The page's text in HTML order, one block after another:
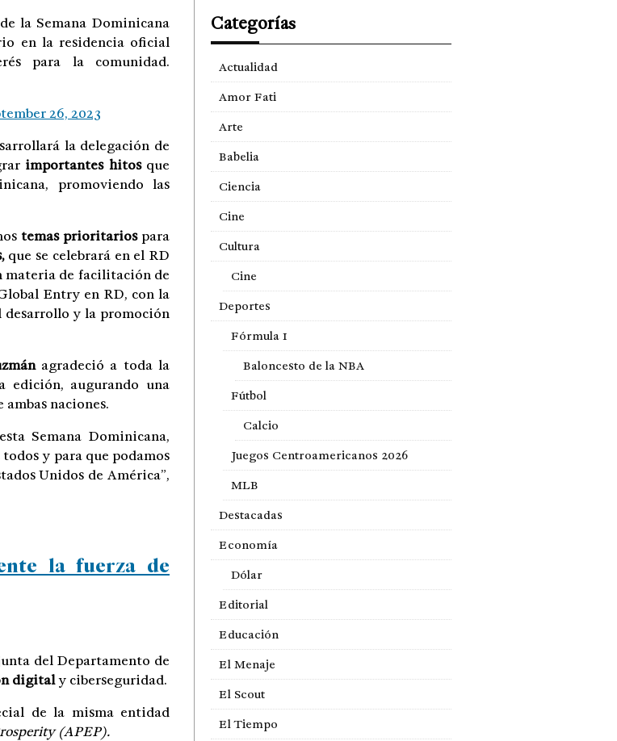
la Semana Dominicana
en la residencia oficial
para la comunidad.
26, 2023
la delegación de
importantes hitosque
promoviendo las
temas prioritarios para
que se celebrará en el RD
materia de facilitación de
Entry en RD, con la
desarrollo y la promoción
agradeció a toda la
edición, augurando una
naciones.
Semana Dominicana,
y para que podamos
Unidos de América”,
la fuerza de
del Departamento de
digitaly ciberseguridad.
de la misma entidad
(APEP).
Categorías
Actualidad
Amor Fati
Arte
Babelia
Ciencia
Cine
Cultura
Cine
Deportes
Fórmula 1
Baloncesto de la NBA
Fútbol
Calcio
Juegos Centroamericanos 2026
MLB
Destacadas
Economía
Dólar
Editorial
Educación
El Menaje
El Scout
El Tiempo